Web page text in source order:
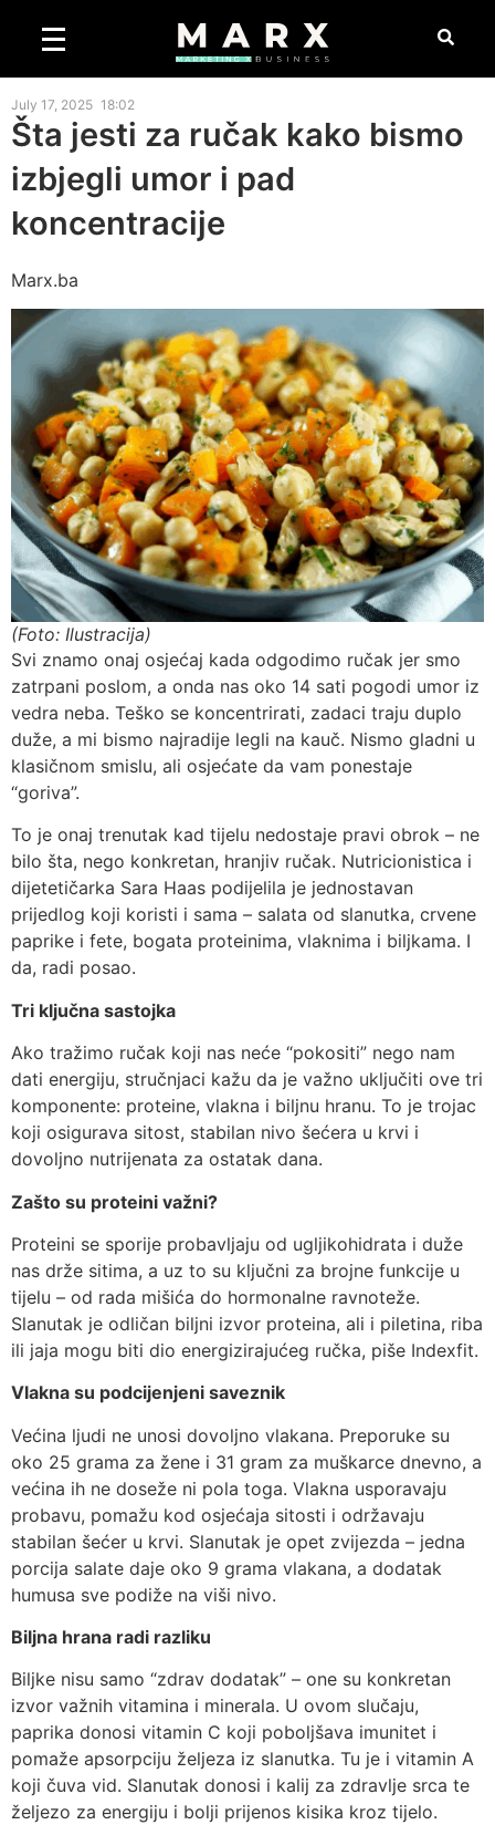
July 17, 2025 18:02
Šta jesti za ručak kako bismo
izbjegli umor i pad
koncentracije
Marx.ba
(Foto: Ilustracija)
Svi znamo onaj osjećaj kada odgodimo ručak jer smo
zatrpani poslom, a onda nas oko 14 sati pogodi umor iz
vedra neba. Teško se koncentrirati, zadaci traju duplo
duže, a mi bismo najradije legli na kauč. Nismo gladni u
klasičnom smislu, ali osjećate da vam ponestaje
“goriva”.
To je onaj trenutak kad tijelu nedostaje pravi obrok – ne
bilo šta, nego konkretan, hranjiv ručak. Nutricionistica i
dijetetičarka Sara Haas podijelila je jednostavan
prijedlog koji koristi i sama – salata od slanutka, crvene
paprike i fete, bogata proteinima, vlaknima i biljkama. I
da, radi posao.
Tri ključna sastojka
Ako tražimo ručak koji nas neće “pokositi” nego nam
dati energiju, stručnjaci kažu da je važno uključiti ove tri
komponente: proteine, vlakna i biljnu hranu. To je trojac
koji osigurava sitost, stabilan nivo šećera u krvi i
dovoljno nutrijenata za ostatak dana.
Zašto su proteini važni?
Proteini se sporije probavljaju od ugljikohidrata i duže
nas drže sitima, a uz to su ključni za brojne funkcije u
tijelu – od rada mišića do hormonalne ravnoteže.
Slanutak je odličan biljni izvor proteina, ali i piletina, riba
ili jaja mogu biti dio energizirajućeg ručka, piše Indexfit.
Vlakna su podcijenjeni saveznik
Većina ljudi ne unosi dovoljno vlakana. Preporuke su
oko 25 grama za žene i 31 gram za muškarce dnevno, a
većina ih ne doseže ni pola toga. Vlakna usporavaju
probavu, pomažu kod osjećaja sitosti i održavaju
stabilan šećer u krvi. Slanutak je opet zvijezda – jedna
porcija salate daje oko 9 grama vlakana, a dodatak
humusa sve podiže na viši nivo.
Biljna hrana radi razliku
Biljke nisu samo “zdrav dodatak” – one su konkretan
izvor važnih vitamina i minerala. U ovom slučaju,
paprika donosi vitamin C koji poboljšava imunitet i
pomaže apsorpciju željeza iz slanutka. Tu je i vitamin A
koji čuva vid. Slanutak donosi i kalij za zdravlje srca te
željezo za energiju i bolji prijenos kisika kroz tijelo.